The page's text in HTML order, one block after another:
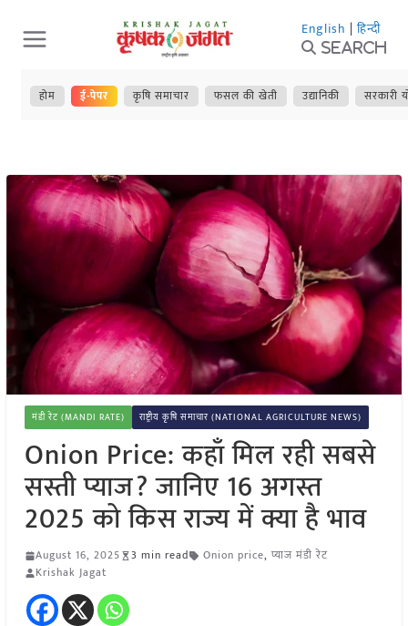
Skip
to
content
English | हिन्दी
Search
होम ई-पेपर कृषि समाचार फसल की खेती उद्यानिकी सरकारी
मंडी रेट (MANDI RATE) राष्ट्रीय कृषि समाचार (NATIONAL AGRICULTURE NEWS)
Onion Price: कहाँ मिल रही सबसे
सस्ती प्याज? जानिए 16 अगस्त
2025 को किस राज्य में क्या है भाव
August 16, 2025 3 min read Onion price, प्याज मंडी रेट
Krishak Jagat